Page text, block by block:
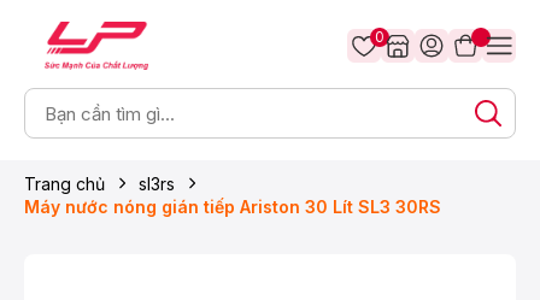
0
Trang chủ
sl3rs
Máy nước nóng gián tiếp Ariston 30 Lít SL3 30RS